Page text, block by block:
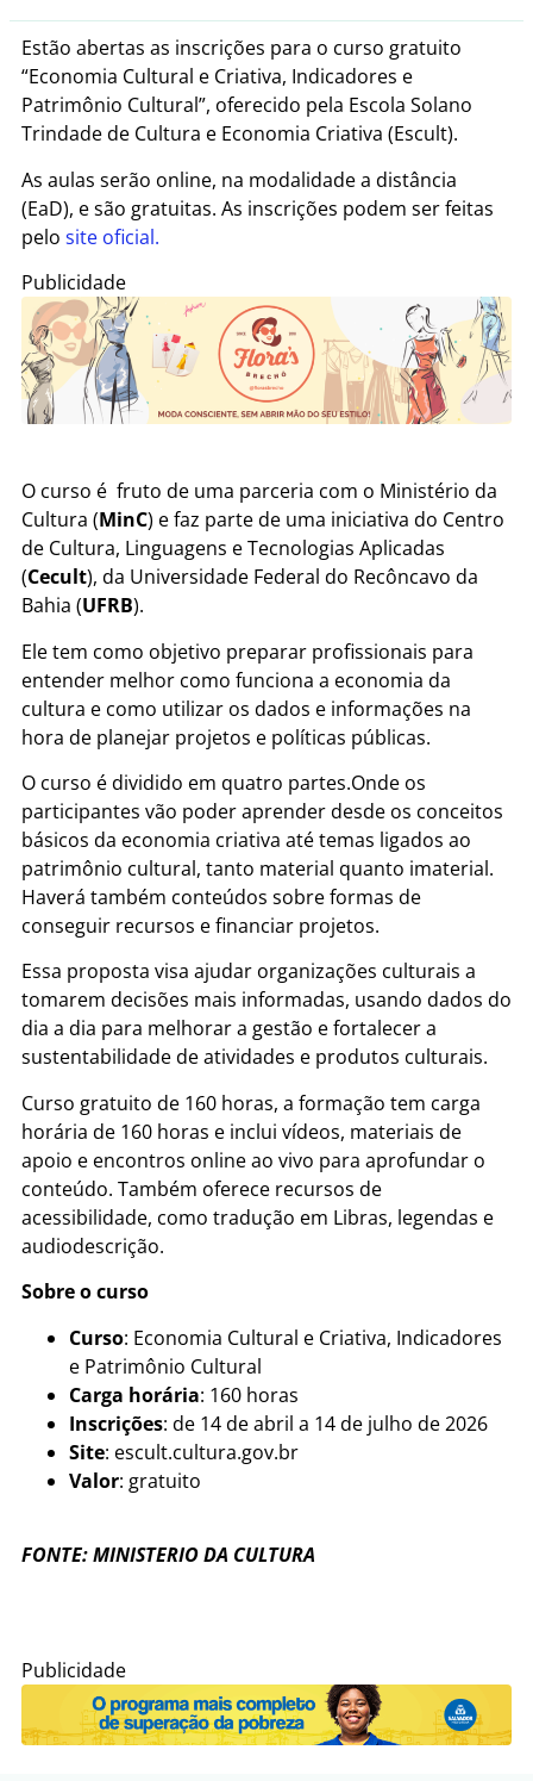
Estão abertas as inscrições para o curso gratuito
“Economia Cultural e Criativa, Indicadores e
Patrimônio Cultural”, oferecido pela Escola Solano
Trindade de Cultura e Economia Criativa (Escult).
As aulas serão online, na modalidade a distância
(EaD), e são gratuitas. As inscrições podem ser feitas
pelo site oficial.
Publicidade
O curso é fruto de uma parceria com o Ministério da
Cultura (MinC) e faz parte de uma iniciativa do Centro
de Cultura, Linguagens e Tecnologias Aplicadas
(Cecult), da Universidade Federal do Recôncavo da
Bahia (UFRB).
Ele tem como objetivo preparar profissionais para
entender melhor como funciona a economia da
cultura e como utilizar os dados e informações na
hora de planejar projetos e políticas públicas.
O curso é dividido em quatro partes.Onde os
participantes vão poder aprender desde os conceitos
básicos da economia criativa até temas ligados ao
patrimônio cultural, tanto material quanto imaterial.
Haverá também conteúdos sobre formas de
conseguir recursos e financiar projetos.
Essa proposta visa ajudar organizações culturais a
tomarem decisões mais informadas, usando dados do
dia a dia para melhorar a gestão e fortalecer a
sustentabilidade de atividades e produtos culturais.
Curso gratuito de 160 horas, a formação tem carga
horária de 160 horas e inclui vídeos, materiais de
apoio e encontros online ao vivo para aprofundar o
conteúdo. Também oferece recursos de
acessibilidade, como tradução em Libras, legendas e
audiodescrição.
Sobre o curso
Curso: Economia Cultural e Criativa, Indicadores
e Patrimônio Cultural
Carga horária: 160 horas
Inscrições: de 14 de abril a 14 de julho de 2026
Site: escult.cultura.gov.br
Valor: gratuito
FONTE: MINISTERIO DA CULTURA
Publicidade